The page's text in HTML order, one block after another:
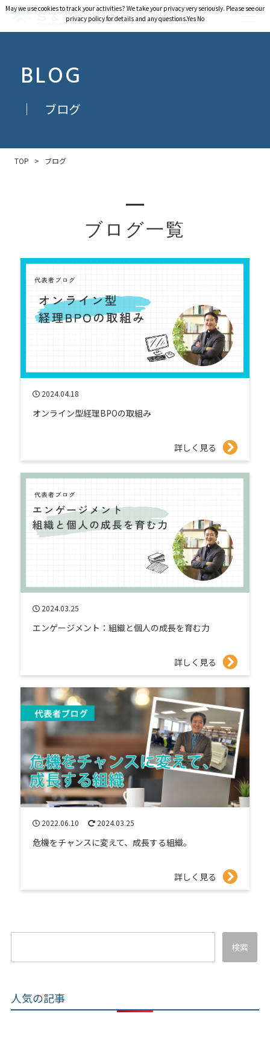
BLOG
｜ ブログ
TOP > ブログ
ブログ一覧
2024.04.18
オンライン型経理BPOの取組み
詳しく見る
2024.03.25
エンゲージメント：組織と個人の成長を育む力
詳しく見る
2022.06.10 2024.03.25
危機をチャンスに変えて、成長する組織。
詳しく見る
検索
人気の記事
May we use cookies to track your activities? We take your privacy very seriously. Please see our
privacy policy for details and any questions.Yes No
May we use cookies to track your activities? We take your privacy very seriously. Please see our
privacy policy for details and any questions.Yes No